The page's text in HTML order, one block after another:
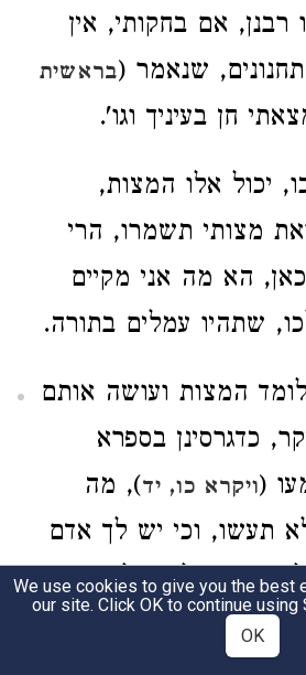
אם בחקותי, אין
שנאמר (בראשית
חן בעיניך וגו'.
יכול אלו המצות,
מצותי תשמרו, הרי
הא מה אני מקיים
שתהיו עמלים בתורה.
המצות ועושה אותם
כדגרסינן בספרא
(ויקרא כו, יד), מה
תעשו, וכי יש לך אדם
עושה, תלמוד לומר אם
תעשו, הא כל שאינו
We use cookies to give you the best
our site. Click OK to continue using
OK